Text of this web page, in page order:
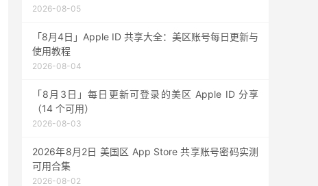
2026-08-05
「8月4日」Apple ID 共享大全：美区账号每日更新与
使用教程
2026-08-04
「8月3日」每日更新可登录的美区 Apple ID 分享
（14 个可用）
2026-08-03
2026年8月2日 美国区 App Store 共享账号密码实测
可用合集
2026-08-02